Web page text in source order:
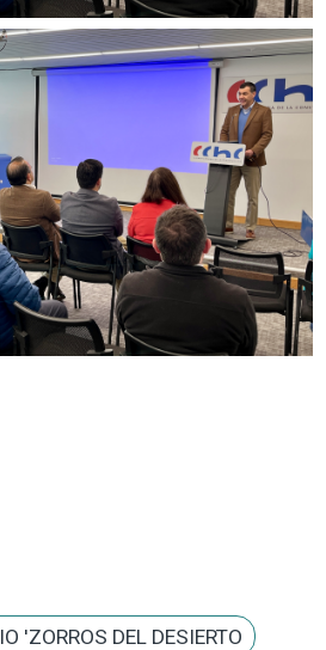
'ZORROS DEL DESIERTO